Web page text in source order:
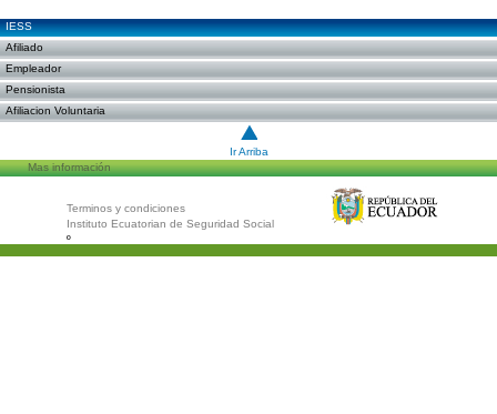
IESS
Afiliado
Empleador
Pensionista
Afiliacion Voluntaria
Ir Arriba
Mas información
Terminos y condiciones
Instituto Ecuatorian de Seguridad Social
º